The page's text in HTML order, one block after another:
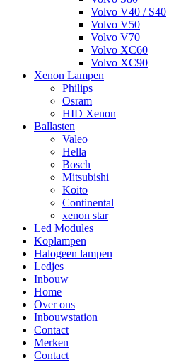
Volvo V40 / S40
Volvo V50
Volvo V70
Volvo XC60
Volvo XC90
Xenon Lampen
Philips
Osram
HID Xenon
Ballasten
Valeo
Hella
Bosch
Mitsubishi
Koito
Continental
xenon star
Led Modules
Koplampen
Halogeen lampen
Ledjes
Inbouw
Home
Over ons
Inbouwstation
Contact
Merken
Contact